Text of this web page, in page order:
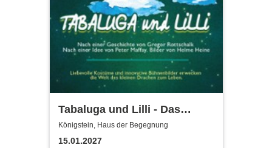
Tabaluga und Lilli - Das
drachenstarke Musical für die
ganze Familie
Königstein, Haus der Begegnung
15.01.2027